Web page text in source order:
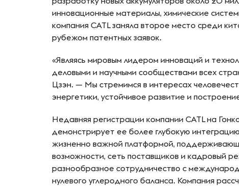
инновационные материалы, химические
компания CATL заняла второе место среди
рубежом патентных заявок.
«Являясь мировым лидером инноваций и
деловыми и научными сообществами всех
Цзэн. — Мы стремимся в интересах
энергетики, устойчивое развитие и
Недавняя регистрации компании CATL на
демонстрирует ее более глубокую
жизненно важной платформой,
возможности, сеть поставщиков и кадровый
разнообразное сотрудничество с
нулевого углеродного баланса. Компания